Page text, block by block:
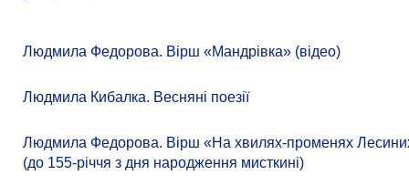
Людмила Федорова. Вірш «Мандрівка» (відео)
Людмила Кибалка. Весняні поезії
Людмила Федорова. Вірш «На хвилях-променях
(до 155-річчя з дня народження мисткині)